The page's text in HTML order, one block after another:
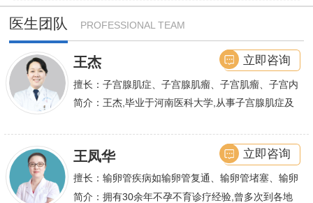
医生团队 PROFESSIONAL TEAM
王杰
擅长：子宫腺肌症、子宫腺肌瘤、子宫肌瘤、子宫内
膜异位症等,长年致力于妇科微创手术及显微妇科手
卵管堵塞、输卵管复通、输卵管粘连等女性输卵管性
不孕及子宫性不孕、多囊卵巢等都有丰富诊疗经验
简介：王杰,毕业于河南医科大学,从事子宫腺肌症及
立即咨询
王凤华
擅长：输卵管疾病如输卵管复通、输卵管堵塞、输卵
管积水、输卵管粘连；盆腔粘连、宫腔粘连、多囊卵
简介：拥有30余年不孕不育诊疗经验,曾多次到各地
立即咨询